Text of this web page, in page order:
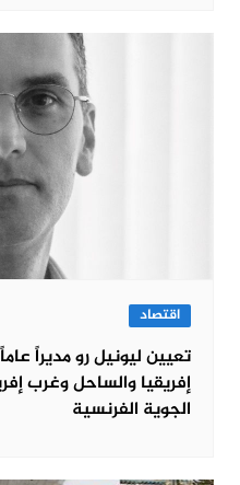
اقتصاد
تعيين ليونيل رو مديراً
الجوية الفرنسية